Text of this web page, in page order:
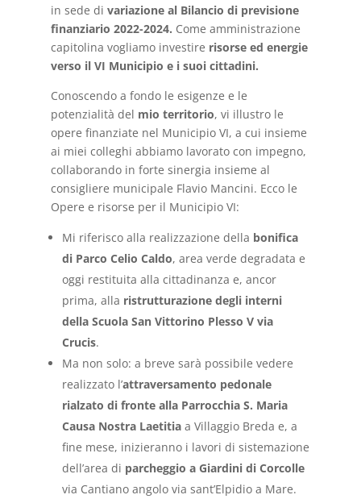
in sede di variazione al Bilancio di previsione
finanziario 2022-2024. Come amministrazione
capitolina vogliamo investire risorse ed energie
verso il VI Municipio e i suoi cittadini.
Conoscendo a fondo le esigenze e le
potenzialità del mio territorio, vi illustro le
opere finanziate nel Municipio VI, a cui insieme
ai miei colleghi abbiamo lavorato con impegno,
collaborando in forte sinergia insieme al
consigliere municipale Flavio Mancini. Ecco le
Opere e risorse per il Municipio VI:
Mi riferisco alla realizzazione della bonifica
di Parco Celio Caldo, area verde degradata e
oggi restituita alla cittadinanza e, ancor
prima, alla ristrutturazione degli interni
della Scuola San Vittorino Plesso V via
Crucis.
Ma non solo: a breve sarà possibile vedere
realizzato l’attraversamento pedonale
rialzato di fronte alla Parrocchia S. Maria
Causa Nostra Laetitiaa Villaggio Breda e, a
fine mese, inizieranno i lavori di sistemazione
dell’area di parcheggio a Giardini di Corcolle
via Cantiano angolo via sant’Elpidio a Mare.